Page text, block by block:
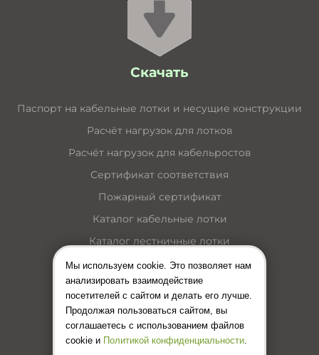
Скачать
Паспорт на кабельные лотки и несущие конструкции
Расчёт нагрузок для лотков
Расчёт нагрузок для кабельростов
Сертификат соответствия
Пожарный сертификат
Каталог кабельные лотки
Каталог лестничные лотки
Каталог кабельные короба
Каталог несущие конструкции
Инструкция по монтажу лотков
Цены (Прайс-лист)
Мы используем cookie. Это позволяет нам
анализировать взаимодействие
посетителей с сайтом и делать его лучше.
Продолжая пользоваться сайтом, вы
соглашаетесь с использованием файлов
cookie и Политикой конфиденциальности.